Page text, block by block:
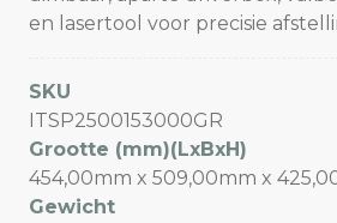
en lasertool voor precisie
SKU
ITSP2500153000GR
Grootte (mm)(LxBxH)
454,00mm x 509,00mm x
Gewicht